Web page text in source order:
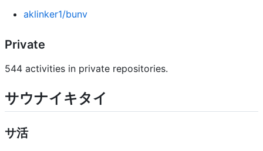
aklinker1/bunv
Private
544 activities in private repositories.
サウナイキタイ
サ活